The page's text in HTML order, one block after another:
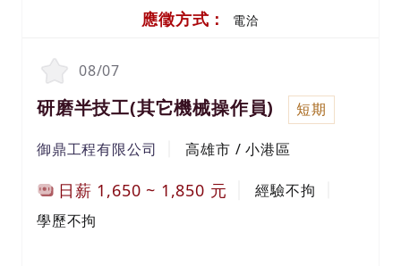
應徵方式： 電洽
08/07
研磨半技工(其它機械操作員) 短期
御鼎工程有限公司 高雄市 / 小港區
日薪 1,650 ~ 1,850 元
經驗不拘
學歷不拘